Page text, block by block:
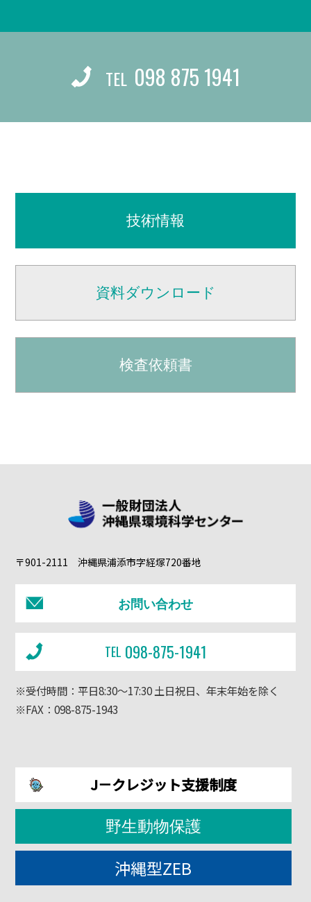
TEL 098 875 1941
技術情報
資料ダウンロード
検査依頼書
〒901-2111 沖縄県浦添市字経塚720番地
お問い合わせ
TEL 098-875-1941
※受付時間：平日8:30～17:30 土日祝日、年末年始を除く
※FAX：098-875-1943
J－クレジット支援制度
野生動物保護
沖縄型ZEB